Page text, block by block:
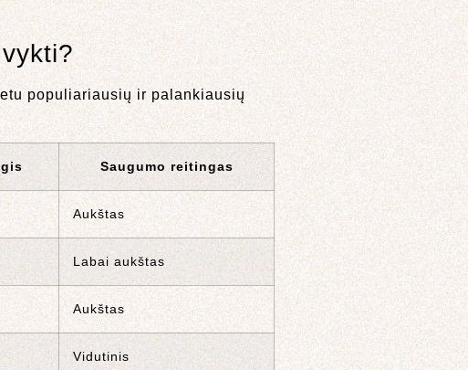
populiariausių ir palankiausių
Saugumo reitingas
Aukštas
Labai aukštas
Aukštas
Vidutinis